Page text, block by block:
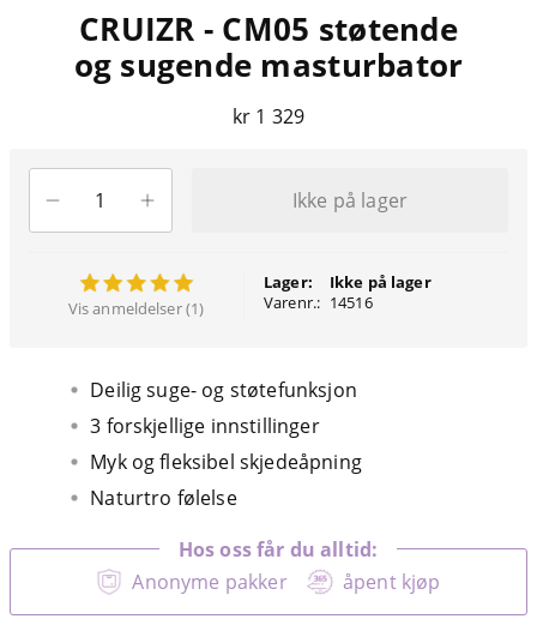
CRUIZR - CM05 støtende
og sugende masturbator
kr 1 329
Ikke på lager
Vis anmeldelser (1)
Lager:
Varenr.:
Ikke på lager
14516
Deilig suge- og støtefunksjon
3 forskjellige innstillinger
Myk og fleksibel skjedeåpning
Naturtro følelse
Anonyme pakker åpent kjøp
Hos oss får du alltid: